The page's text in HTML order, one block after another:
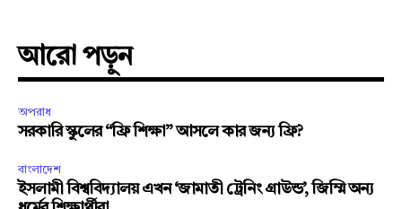
আরো পড়ুন
অপরাধ
সরকারি স্কুলের “ফ্রি শিক্ষা” আসলে কার জন্য ফ্রি?
বাংলাদেশ
ইসলামী বিশ্ববিদ্যালয় এখন ‘জামাতী ট্রেনিং গ্রাউন্ড’, জিম্মি অন্য